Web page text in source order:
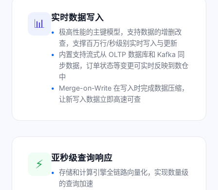
📊 实时数据写入
极高性能的主键模型，支持数据的增删改
查，支撑百万行/秒级别实时写入与更新
内置支持流式从 OLTP 数据库和 Kafka 同
步数据，订单状态等变更可实时反映到数仓
中
Merge-on-Write 在写入时完成数据压缩，
让新写入数据立即高速可查
⚡ 亚秒级查询响应
存储和计算引擎全链路向量化，实现数量级
的查询加速